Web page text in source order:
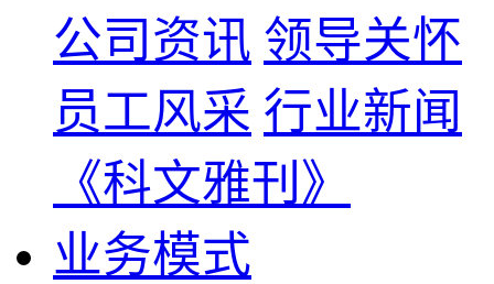
公司资讯 领导关怀
员工风采 行业新闻
《科文雅刊》
业务模式